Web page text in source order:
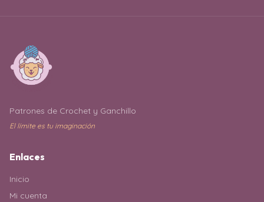
Patrones de Crochet y Ganchillo
El límite es tu imaginación
Enlaces
Inicio
Mi cuenta